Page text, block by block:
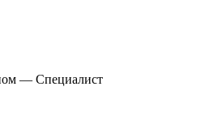
— Специалист